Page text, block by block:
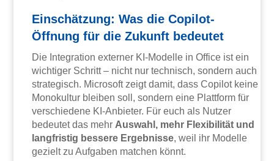
Einschätzung: Was die Copilot-
Öffnung für die Zukunft bedeutet
Die Integration externer KI-Modelle in Office ist ein
wichtiger Schritt – nicht nur technisch, sondern auch
strategisch. Microsoft zeigt damit, dass Copilot keine
Monokultur bleiben soll, sondern eine Plattform für
verschiedene KI-Anbieter. Für euch als Nutzer
bedeutet das mehr Auswahl, mehr Flexibilität und
langfristig bessere Ergebnisse, weil ihr Modelle
gezielt zu Aufgaben matchen könnt.